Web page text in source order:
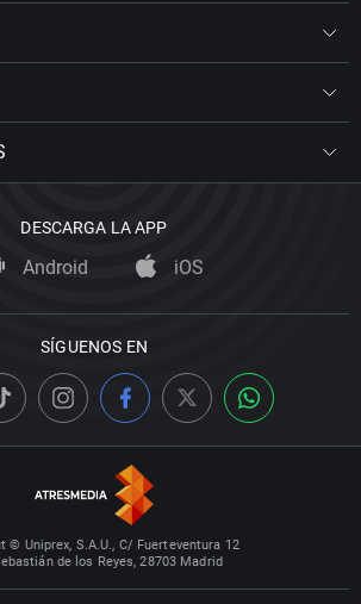
DESCARGA LA APP
Android iOS
SÍGUENOS EN
© Uniprex, S.A.U., C/ Fuerteventura 12
de los Reyes, 28703 Madrid